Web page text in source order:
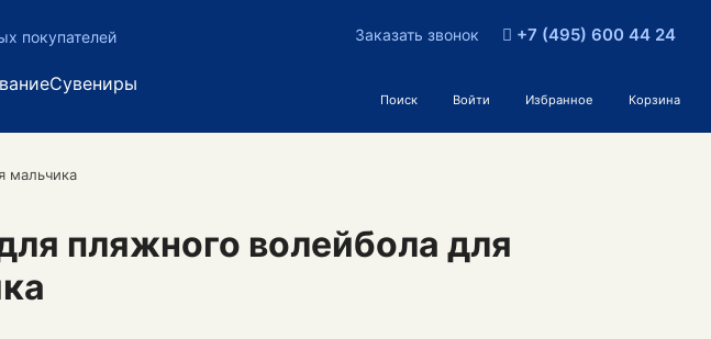
покупателей
Сувениры
Заказать звонок +7 (495) 600 44 24
Поиск Войти Избранное Корзина
мальчика
пляжного волейбола для